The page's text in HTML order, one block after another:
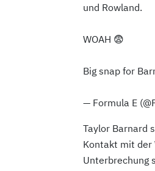
und Rowland.
WOAH 😨
Big snap for
— Formula E
Taylor Barnard
Kontakt mit der
Unterbrechung